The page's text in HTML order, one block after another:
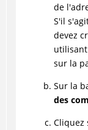
de
S'il
devez
sur la
Sur la
des
Cliquez